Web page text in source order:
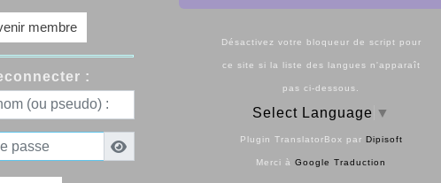
membre
:
Désactivez votre bloqueur de script pour
ce site si la liste des langues n'apparaît
pas ci-dessous.
Select Language ▼
Plugin TranslatorBox par Dipisoft
Merci à Google Traduction